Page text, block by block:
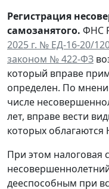
Регистрация
самозанятого. ФНС
2025 г. № ЕД-16-20/
законом № 422-ФЗ
который вправе
определен. По
числе
лет, вправе вести
которых облагаются
При этом налоговая
дееспособным при